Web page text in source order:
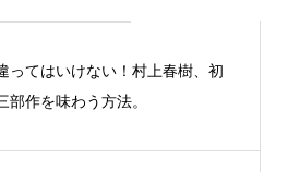
ってはいけない！村上春樹、初
部作を味わう方法。